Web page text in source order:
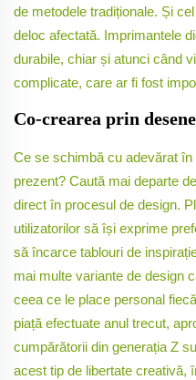
de metodele tradiționale. Și
deloc afectată. Imprimantele
durabile, chiar și atunci când
complicate, care ar fi fost
Co-crearea prin
Ce se schimbă cu adevărat
prezent? Caută mai departe
direct în procesul de design.
utilizatorilor să își exprime
să încarce tablouri de
mai multe variante de design
ceea ce le place personal
piață efectuate anul trecut,
cumpărătorii din generația Z
acest tip de libertate creativă,